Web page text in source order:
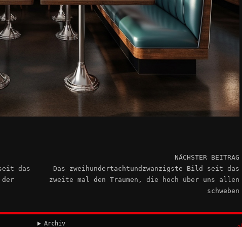
das
der
NÄCHSTER BEITRAG
Das zweihundertachtundzwanzigste Bild seit das
zweite mal den Träumen, die hoch über uns allen
schweben
Archiv